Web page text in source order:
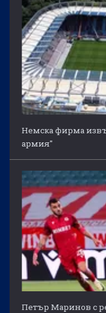
Немска фирма
армия"
Петър Маринов с